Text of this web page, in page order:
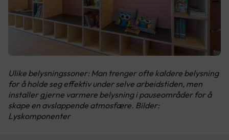
Ulike belysningssoner: Man trenger ofte kaldere belysning
for å holde seg effektiv under selve arbeidstiden, men
installer gjerne varmere belysning i pauseområder for å
skape en avslappende atmosfære. Bilder:
Lyskomponenter